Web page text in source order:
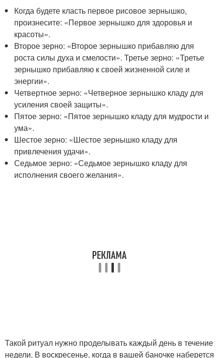
Когда будете класть первое рисовое зернышко,
произнесите: «Первое зернышко для здоровья и
красоты».
Второе зерно: «Второе зернышко прибавляю для
роста силы духа и смелости». Третье зерно: «Третье
зернышко прибавляю к своей жизненной силе и
энергии».
Четвертное зерно: «Четверное зернышко кладу для
усиления своей защиты».
Пятое зерно: «Пятое зернышко кладу для мудрости и
ума».
Шестое зерно: «Шестое зернышко кладу для
привлечения удачи».
Седьмое зерно: «Седьмое зернышко кладу для
исполнения своего желания».
Такой ритуал нужно проделывать каждый день в течение
недели. В воскресенье, когда в вашей баночке наберется